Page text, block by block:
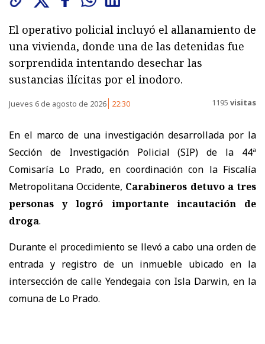
El operativo policial incluyó el allanamiento de
una vivienda, donde una de las detenidas fue
sorprendida intentando desechar las
sustancias ilícitas por el inodoro.
Jueves 6 de agosto de 2026 22:30 1195 visitas
En el marco de una investigación desarrollada por la
Sección de Investigación Policial (SIP) de la 44ª
Comisaría Lo Prado, en coordinación con la Fiscalía
Metropolitana Occidente, Carabineros detuvo a tres
personas y logró importante incautación de
droga.
Durante el procedimiento se llevó a cabo una orden de
entrada y registro de un inmueble ubicado en la
intersección de calle Yendegaia con Isla Darwin, en la
comuna de Lo Prado.